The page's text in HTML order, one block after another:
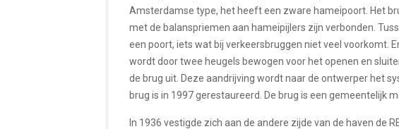
Amsterdamse type, het heeft een zware hameipoort. Het
met de balanspriemen aan hameipijlers zijn verbonden.
een poort, iets wat bij verkeersbruggen niet veel voorkomt.
wordt door twee heugels bewogen voor het openen en
de brug uit. Deze aandrijving wordt naar de ontwerper het
brug is in 1997 gerestaureerd. De brug is een gemeentelijk
In 1936 vestigde zich aan de andere zijde van de haven de